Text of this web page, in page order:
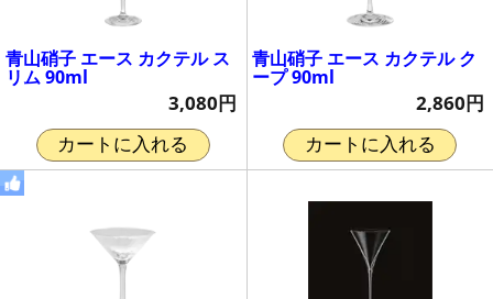
青山硝子 エース カクテル ス
リム 90ml
3,080円
カートに入れる
青山硝子 エース カクテル ク
ープ 90ml
2,860円
カートに入れる